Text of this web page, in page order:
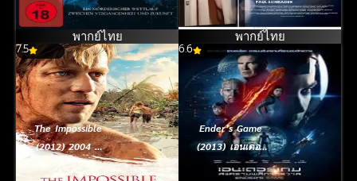
ตาย 3
พากย์ไทย พากย์ไทย
7.5
The Impossible
(2012) 2004 สึ
นามิภูเก็ต
6.6
Ender’s Game
(2013) เอนเดอร์
เกม สงครามพลิก